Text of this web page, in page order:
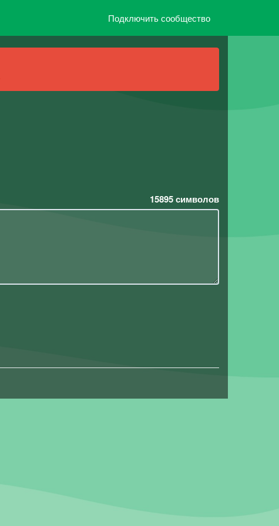
Подключить сообщество
15895символов